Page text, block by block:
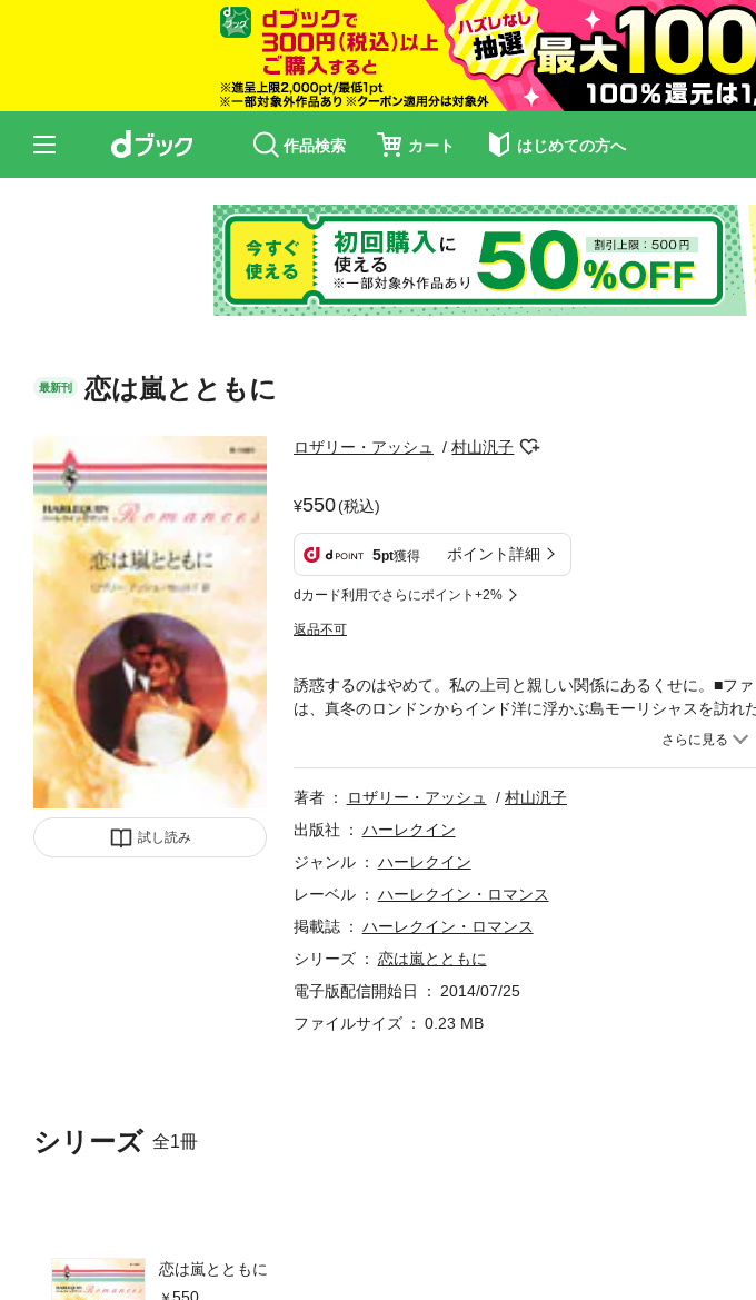
作品検索 カート はじめての方へ
最新刊 恋は嵐とともに
試し読み
ロザリー・アッシュ 村山汎子
550(税込)
5pt獲得 ポイント詳細
dカード利用でさらにポイント+2%
返品不可
シリーズ 全1冊
恋は嵐とともに
誘惑するのはやめて。私の上司と親しい関係にあるくせに。■フ
は、真冬のロンドンからインド洋に浮かぶ島モーリシャスを訪れ
をするためだ。この役目を立派に果たせば、アシスタントから
に裏切られた私の人生に必要なのは、男性ではなく仕事なのよ。
女のところへ、ピアーズの面影を重ねた男性が突然やってきた。
著者 ロザリー・アッシュ
村山汎子
出版社
ハーレクイン
ジャンル
ハーレクイン
レーベル
ハーレクイン・ロマンス
掲載誌
ハーレクイン・ロマンス
シリーズ
恋は嵐とともに
電子版配信開始日
2014/07/25
ファイルサイズ
0.23 MB